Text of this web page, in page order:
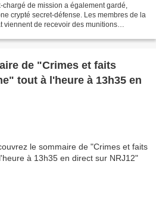
de mission a également gardé,
crypté secret-défense. Les membres de la
viennent de recevoir des munitions
de "Crimes et faits
tout à l'heure à 13h35 en